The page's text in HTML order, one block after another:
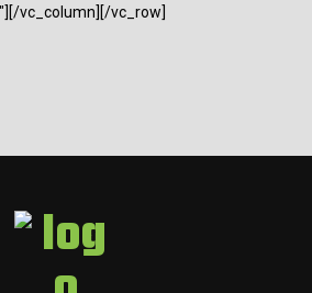
vc_column][/vc_row]